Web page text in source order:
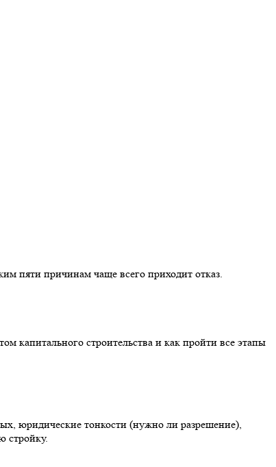
пяти причинам чаще всего приходит отказ.
капитального строительства и как пройти все этапы
юридические тонкости (нужно ли разрешение),
стройку.